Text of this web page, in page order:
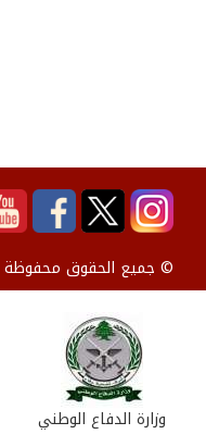
© جميع الحقوق محفوظة
وزارة الدفاع الوطني